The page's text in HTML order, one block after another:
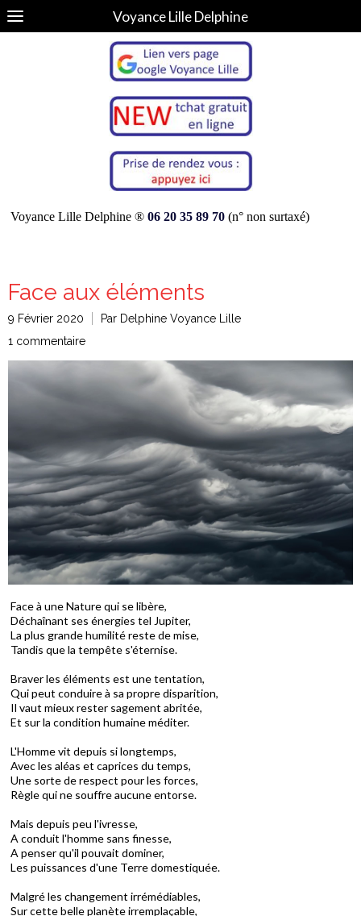
Voyance Lille Delphine
Voyance Lille Delphine ® 06 20 35 89 70 (n° non surtaxé)
Face aux éléments
9 Février 2020
Par Delphine Voyance Lille
1 commentaire
Face à une Nature qui se libère,
Déchaînant ses énergies tel Jupiter,
La plus grande humilité reste de mise,
Tandis que la tempête s'éternise.
Braver les éléments est une tentation,
Qui peut conduire à sa propre disparition,
Il vaut mieux rester sagement abritée,
Et sur la condition humaine méditer.
L'Homme vit depuis si longtemps,
Avec les aléas et caprices du temps,
Une sorte de respect pour les forces,
Règle qui ne souffre aucune entorse.
Mais depuis peu l'ivresse,
A conduit l'homme sans finesse,
A penser qu'il pouvait dominer,
Les puissances d'une Terre domestiquée.
Malgré les changement irrémédiables,
Sur cette belle planète irremplaçable,